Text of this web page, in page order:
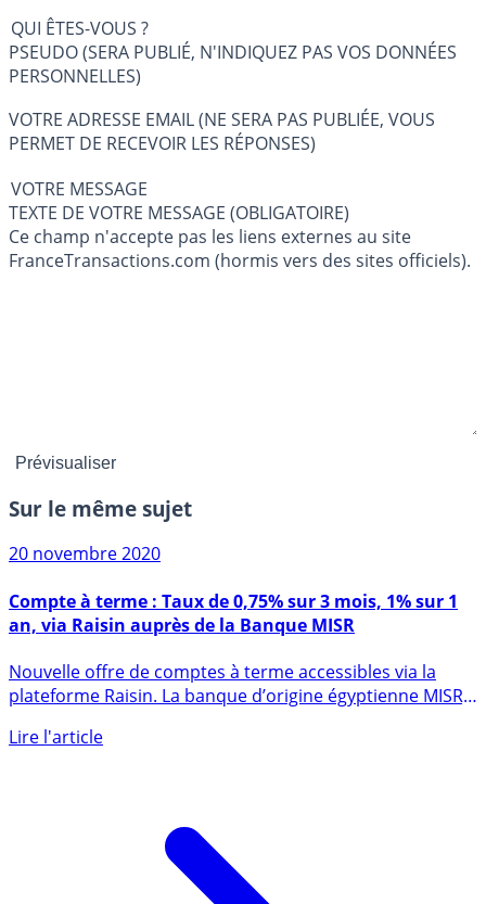
QUI ÊTES-VOUS ?
PSEUDO (SERA PUBLIÉ, N'INDIQUEZ PAS VOS DONNÉES
PERSONNELLES)
VOTRE ADRESSE EMAIL (NE SERA PAS PUBLIÉE, VOUS
PERMET DE RECEVOIR LES RÉPONSES)
VOTRE MESSAGE
TEXTE DE VOTRE MESSAGE (OBLIGATOIRE)
Ce champ n'accepte pas les liens externes au site
FranceTransactions.com (hormis vers des sites officiels).
Sur le même sujet
20 novembre 2020
Compte à terme : Taux de 0,75% sur 3 mois, 1% sur 1
an, via Raisin auprès de la Banque MISR
plateforme Raisin. La banque d’origine égyptienne MISR,